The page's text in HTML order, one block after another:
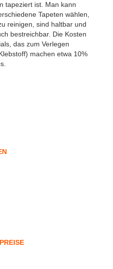
tapeziert ist. Man kann
Tapeten wählen,
reinigen, sind haltbar und
bestreichbar. Die Kosten
das zum Verlegen
machen etwa 10%